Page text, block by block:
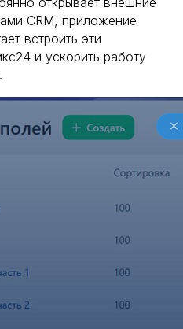
CRM, приложение
встроить эти
и ускорить работу